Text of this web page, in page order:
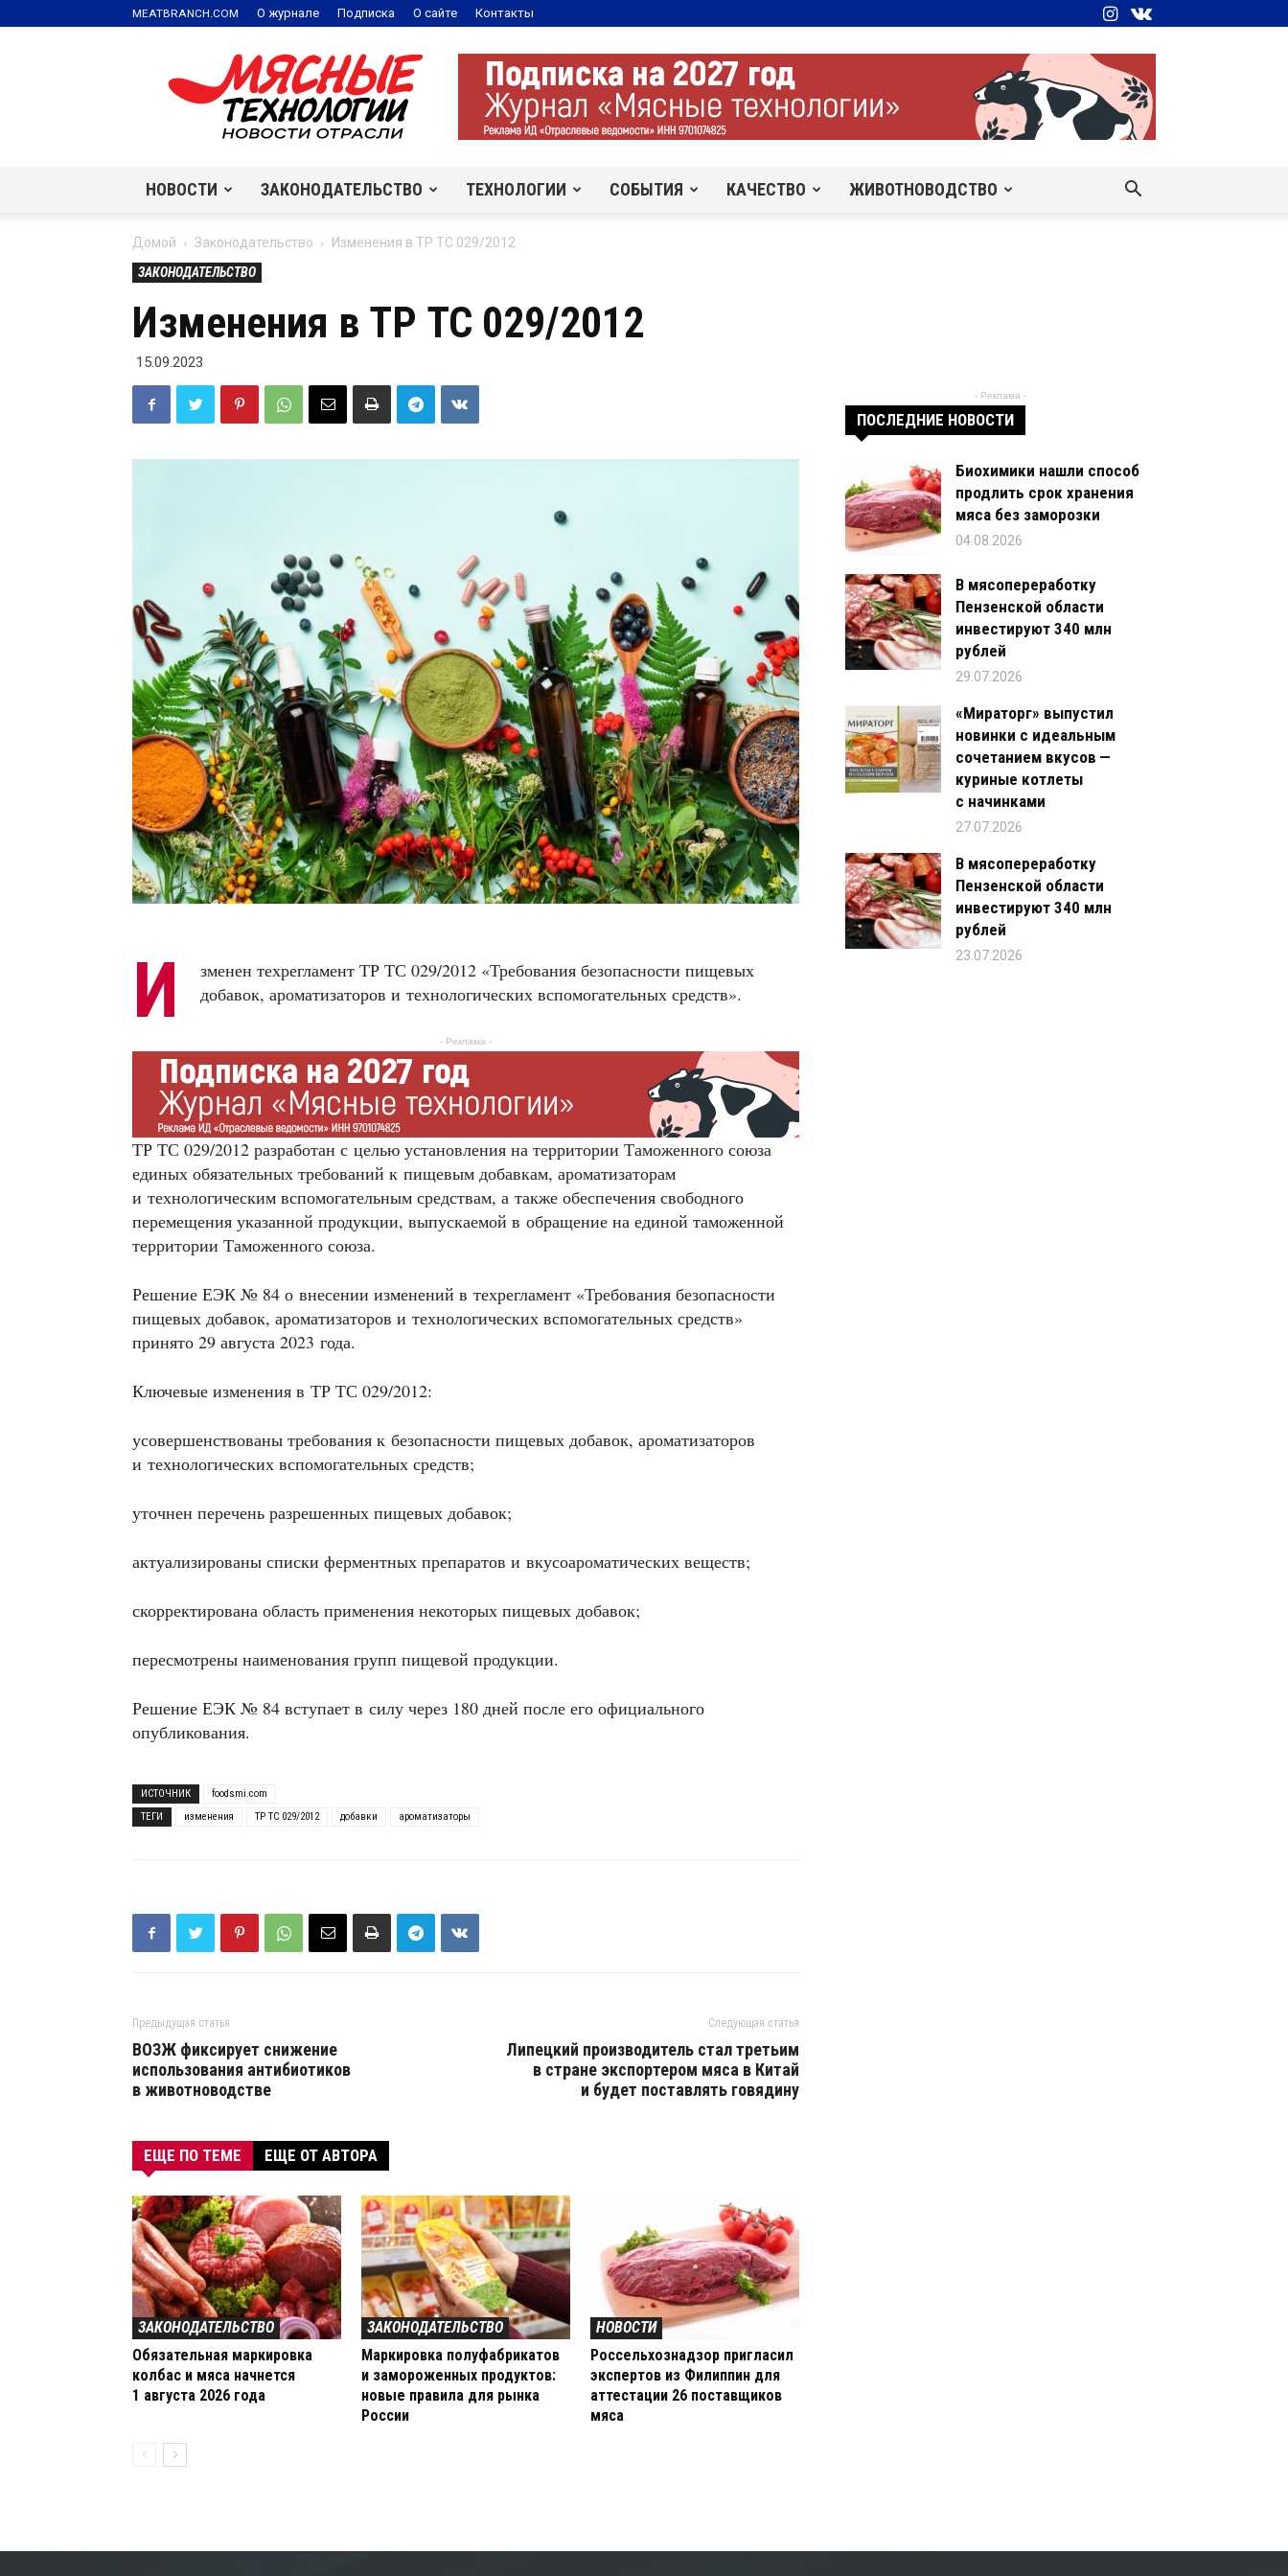
MEATBRANCH.COM О журнале Подписка О сайте Контакты
Мясные
технологии
|
Новости
отрасли
НОВОСТИ ЗАКОНОДАТЕЛЬСТВО ТЕХНОЛОГИИ СОБЫТИЯ КАЧЕСТВО ЖИВОТНОВОДСТВО
Домой Законодательство
Изменения в ТР ТС 029/2012
ЗАКОНОДАТЕЛЬСТВО
Изменения в ТР ТС 029/2012
15.09.2023
И
зменен техрегламент ТР ТС 029/2012 «Требования безопасности пищевых
добавок, ароматизаторов и технологических вспомогательных средств».
- Реклама -
ТР ТС 029/2012 разработан с целью установления на территории Таможенного союза
единых обязательных требований к пищевым добавкам, ароматизаторам
и технологическим вспомогательным средствам, а также обеспечения свободного
перемещения указанной продукции, выпускаемой в обращение на единой таможенной
территории Таможенного союза.
Решение ЕЭК № 84 о внесении изменений в техрегламент «Требования безопасности
пищевых добавок, ароматизаторов и технологических вспомогательных средств»
принято 29 августа 2023 года.
Ключевые изменения в ТР ТС 029/2012:
усовершенствованы требования к безопасности пищевых добавок, ароматизаторов
и технологических вспомогательных средств;
уточнен перечень разрешенных пищевых добавок;
актуализированы списки ферментных препаратов и вкусоароматических веществ;
скорректирована область применения некоторых пищевых добавок;
пересмотрены наименования групп пищевой продукции.
Решение ЕЭК № 84 вступает в силу через 180 дней после его официального
опубликования.
ИСТОЧНИК
foodsmi.com
ТЕГИ
изменения ТР ТС 029/2012 добавки ароматизаторы
Предыдущая статья
ВОЗЖ фиксирует снижение
использования антибиотиков
в животноводстве
Следующая статья
Липецкий производитель стал третьим
в стране экспортером мяса в Китай
и будет поставлять говядину
ЕЩЕ ПО ТЕМЕ ЕЩЕ ОТ АВТОРА
ЗАКОНОДАТЕЛЬСТВО
Обязательная маркировка
колбас и мяса начнется
1 августа 2026 года
ЗАКОНОДАТЕЛЬСТВО
Маркировка полуфабрикатов
и замороженных продуктов:
новые правила для рынка
России
НОВОСТИ
Россельхознадзор пригласил
экспертов из Филиппин для
аттестации 26 поставщиков
мяса
- Реклама -
ПОСЛЕДНИЕ НОВОСТИ
Биохимики нашли способ
продлить срок хранения
мяса без заморозки
04.08.2026
В мясопереработку
Пензенской области
инвестируют 340 млн
рублей
29.07.2026
«Мираторг» выпустил
новинки с идеальным
сочетанием вкусов —
куриные котлеты
с начинками
27.07.2026
В мясопереработку
Пензенской области
инвестируют 340 млн
рублей
23.07.2026